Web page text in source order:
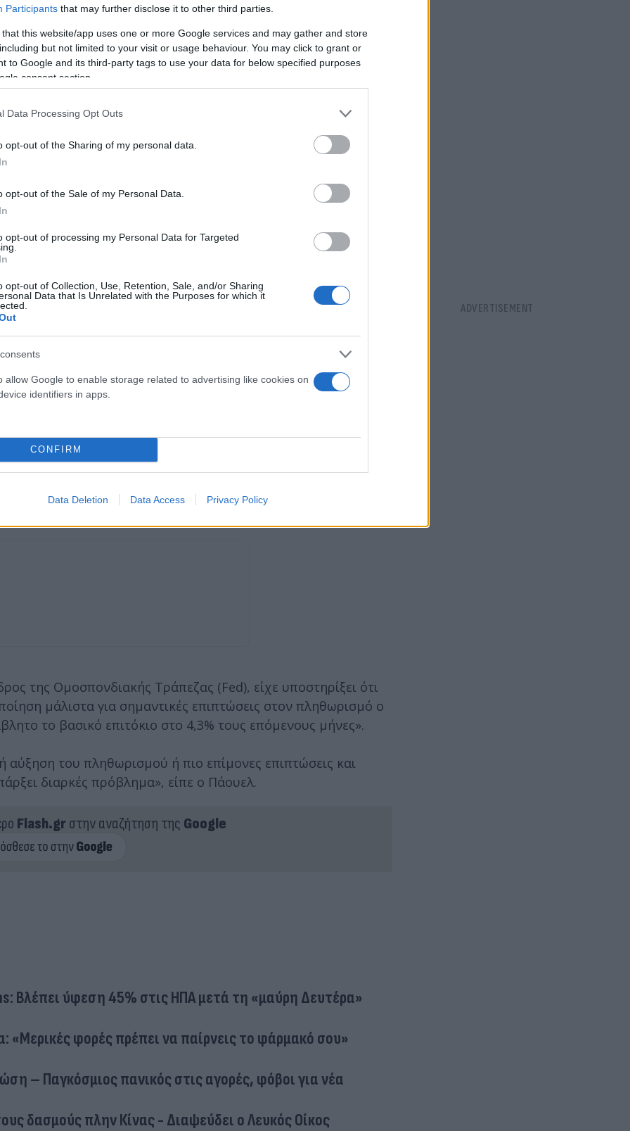
Participants that may further disclose it to other third parties.
that this website/app uses one or more Google services and may gather and store
but not limited to your visit or usage behaviour. You may click to grant or
to Google and its third-party tags to use your data for below specified purposes
consent section.
Data Processing Opt Outs
opt-out of the Sharing of my personal data.
opt-out of the Sale of my Personal Data.
opt-out of processing my Personal Data for Targeted
opt-out of Collection, Use, Retention, Sale, and/or Sharing
Data that Is Unrelated with the Purposes for which it
allow Google to enable storage related to advertising like cookies on
identifiers in apps.
CONFIRM
Data Deletion Data Access Privacy Policy
Προέδρου
του λογαριασμό στο Truth Social ότι «Οι τιμές του
πρέπει να μειώσει τα επιτόκια!), οι τιμές των τροφίμων
πολεμώνται εδώ και καιρό φέρνουν δισεκατομμύρια
τους δασμούς που ήδη ισχύουν.
όλων, η Κίνα, της οποίας οι αγορές καταρρέουν, μόλις
γελοία υψηλούς δασμούς της, μη
χωρών να μην ανταποδώσουν. Έχουν κάνει αρκετά, εδώ
προηγούμενοι «ηγέτες» μας φταίνε που το επέτρεψαν αυτό,
ΜΕΓΑΛΗ ΤΗΝ ΑΜΕΡΙΚΗ!».
της Ομοσπονδιακής Τράπεζας (Fed), είχε υποστηρίξει ότι
μάλιστα για σημαντικές επιπτώσεις στον πληθωρισμό ο
το βασικό επιτόκιο στο 4,3% τους επόμενους μήνες».
του πληθωρισμού ή πιο επίμονες επιπτώσεις και
διαρκές πρόβλημα», είπε ο Πάουελ.
Flash.grστην αναζήτηση της Google
Βλέπει ύφεση 45% στις ΗΠΑ μετά τη «μαύρη Δευτέρα»
«Μερικές φορές πρέπει να παίρνεις το φάρμακό σου»
– Παγκόσμιος πανικός στις αγορές, φόβοι για νέα
δασμούς πλην Κίνας - Διαψεύδει ο Λευκός Οίκος